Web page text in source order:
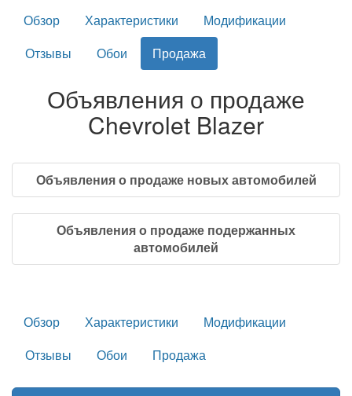
Обзор Характеристики
Модификации
Отзывы
Обои Продажа
Объявления о продаже
Chevrolet Blazer
Объявления о продаже новых автомобилей
Объявления о продаже подержанных
автомобилей
Обзор Характеристики
Модификации
Отзывы
Обои Продажа